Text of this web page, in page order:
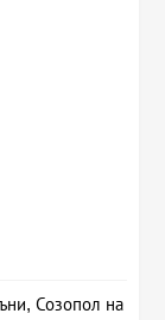
Созопол на